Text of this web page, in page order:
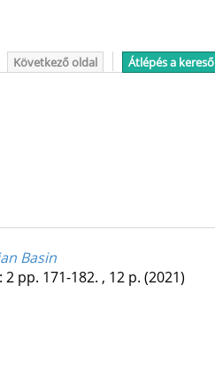
Következő oldal Átlépés a
Basin
: 2 pp. 171-182. , 12 p. (2021)